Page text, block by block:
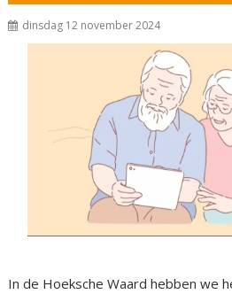
dinsdag 12 november 2024
In de Hoeksche Waard hebben we